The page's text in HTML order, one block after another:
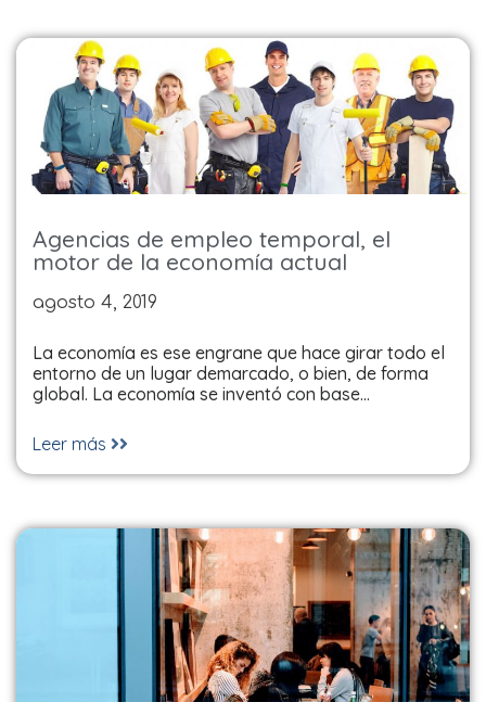
Agencias de empleo temporal, el
motor de la economía actual
agosto 4, 2019
La economía es ese engrane que hace girar todo el
entorno de un lugar demarcado, o bien, de forma
global. La economía se inventó con base…
Leer más